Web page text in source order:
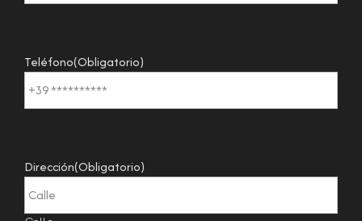
Teléfono(Obligatorio)
Dirección(Obligatorio)